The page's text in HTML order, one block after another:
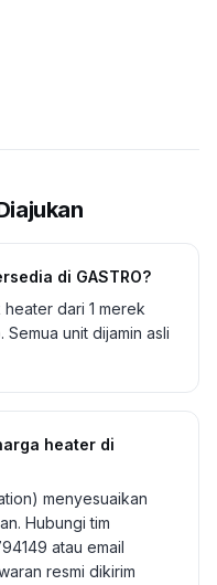
di GASTRO?
dari 1 merek
unit dijamin asli
heater di
menyesuaikan
Hubungi tim
atau email
resmi dikirim